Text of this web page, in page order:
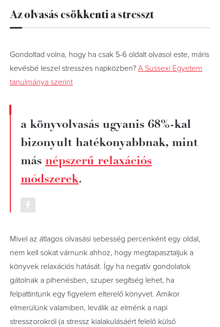
Az olvasás csökkenti a stresszt
Gondoltad volna, hogy ha csak 5-6 oldalt olvasol este, máris
kevésbé leszel stresszes napközben? A Sussexi Egyetem
tanulmánya szerint
a könyvolvasás ugyanis 68%-kal
bizonyult hatékonyabbnak, mint
más népszerű relaxációs
módszerek.
Mivel az átlagos olvasási sebesség percenként egy oldal,
nem kell sokat várnunk ahhoz, hogy megtapasztaljuk a
könyvek relaxációs hatását. Így ha negatív gondolatok
gátolnak a pihenésben, szuper segítség lehet, ha
felpattintunk egy figyelem elterelő könyvet. Amikor
elmerülünk valamiben, leválik az elménk a napi
stresszorokról (a stressz kialakulásáért felelő külső